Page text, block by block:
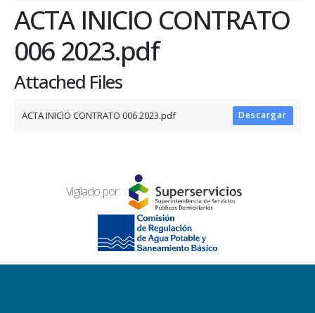
ACTA INICIO CONTRATO
006 2023.pdf
Attached Files
ACTA INICIO CONTRATO 006 2023.pdf Descargar
Vigilado por: